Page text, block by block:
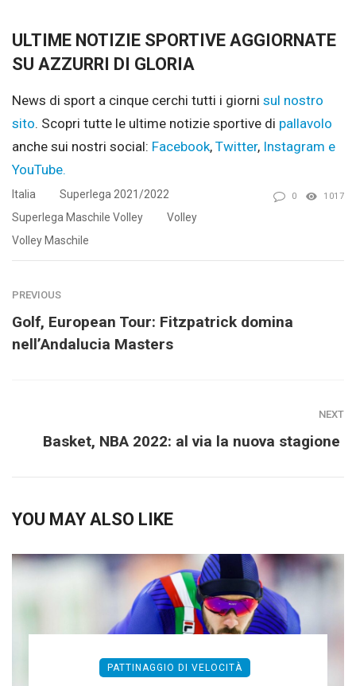
ULTIME NOTIZIE SPORTIVE AGGIORNATE
SU AZZURRI DI GLORIA
News di sport a cinque cerchi tutti i giorni sul nostro
sito. Scopri tutte le ultime notizie sportive di pallavolo
anche sui nostri social: Facebook, Twitter, Instagram e
YouTube.
Italia
Superlega 2021/2022
Superlega Maschile Volley
Volley
Volley Maschile
0 1017
PREVIOUS
Golf, European Tour: Fitzpatrick domina
nell’Andalucia Masters
NEXT
Basket, NBA 2022: al via la nuova stagione
YOU MAY ALSO LIKE
PATTINAGGIO DI VELOCITÀ